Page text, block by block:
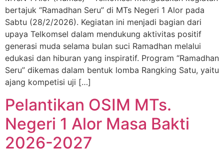
bertajuk “Ramadhan Seru” di MTs Negeri 1 Alor pada
Sabtu (28/2/2026). Kegiatan ini menjadi bagian dari
upaya Telkomsel dalam mendukung aktivitas positif
generasi muda selama bulan suci Ramadhan melalui
edukasi dan hiburan yang inspiratif. Program “Ramadhan
Seru” dikemas dalam bentuk lomba Rangking Satu, yaitu
ajang kompetisi uji […]
Pelantikan OSIM MTs.
Negeri 1 Alor Masa Bakti
2026-2027